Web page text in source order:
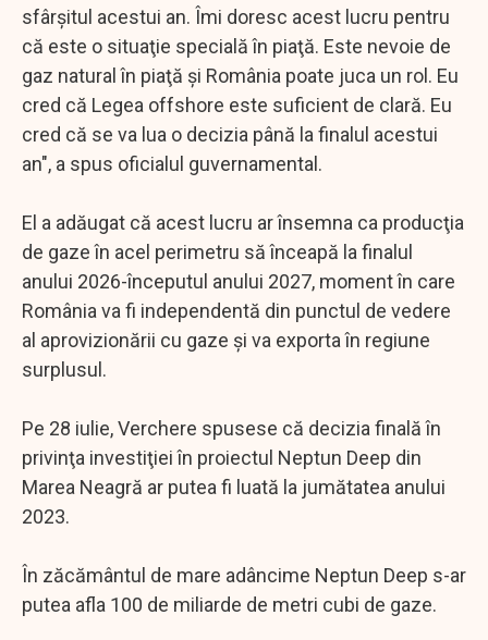
sfârşitul acestui an. Îmi doresc acest lucru pentru
că este o situaţie specială în piaţă. Este nevoie de
gaz natural în piaţă şi România poate juca un rol. Eu
cred că Legea offshore este suficient de clară. Eu
cred că se va lua o decizia până la finalul acestui
an", a spus oficialul guvernamental.
El a adăugat că acest lucru ar însemna ca producţia
de gaze în acel perimetru să înceapă la finalul
anului 2026-începutul anului 2027, moment în care
România va fi independentă din punctul de vedere
al aprovizionării cu gaze şi va exporta în regiune
surplusul.
Pe 28 iulie, Verchere spusese că decizia finală în
privinţa investiţiei în proiectul Neptun Deep din
Marea Neagră ar putea fi luată la jumătatea anului
2023.
În zăcământul de mare adâncime Neptun Deep s-ar
putea afla 100 de miliarde de metri cubi de gaze.